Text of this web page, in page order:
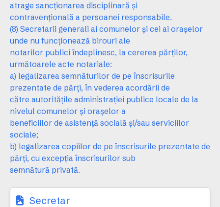
atrage sancţionarea disciplinară şi
contravenţională a persoanei responsabile.
(8) Secretarii generali ai comunelor şi cei ai oraşelor
unde nu funcţionează birouri ale
notarilor publici îndeplinesc, la cererea părţilor,
următoarele acte notariale:
a) legalizarea semnăturilor de pe înscrisurile
prezentate de părţi, în vederea acordării de
către autorităţile administraţiei publice locale de la
nivelul comunelor şi oraşelor a
beneficiilor de asistenţă socială şi/sau serviciilor
sociale;
b) legalizarea copiilor de pe înscrisurile prezentate de
părţi, cu excepţia înscrisurilor sub
semnătură privată.
Secretar